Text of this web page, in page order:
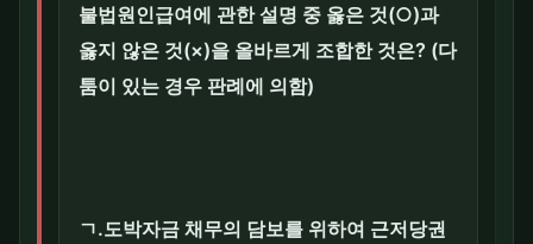
불법원인급여에 관한 설명 중 옳은 것(○)과
옳지 않은 것(×)을 올바르게 조합한 것은? (다
툼이 있는 경우 판례에 의함)
ㄱ.도박자금 채무의 담보를 위하여 근저당권